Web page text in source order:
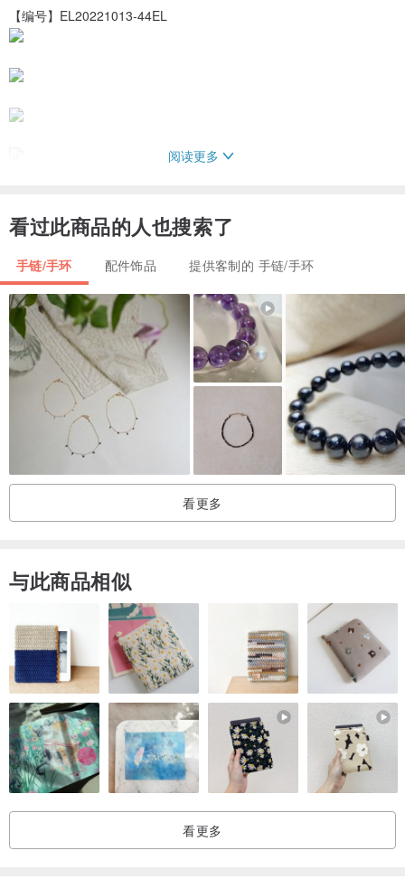
【编号】EL20221013-44EL
阅读更多
看过此商品的人也搜索了
手链/手环 配件饰品 提供客制的 手链/手环
看更多
与此商品相似
看更多